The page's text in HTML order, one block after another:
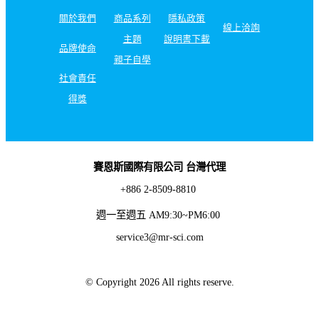
關於我們
品牌使命
社會責任
得獎
商品系列
主題
親子自學
隱私政策
說明書下載
線上洽詢
賽恩斯國際有限公司 台灣代理
+886 2-8509-8810
週一至週五 AM9:30~PM6:00
service3@mr-sci.com
© Copyright 2026 All rights reserve.